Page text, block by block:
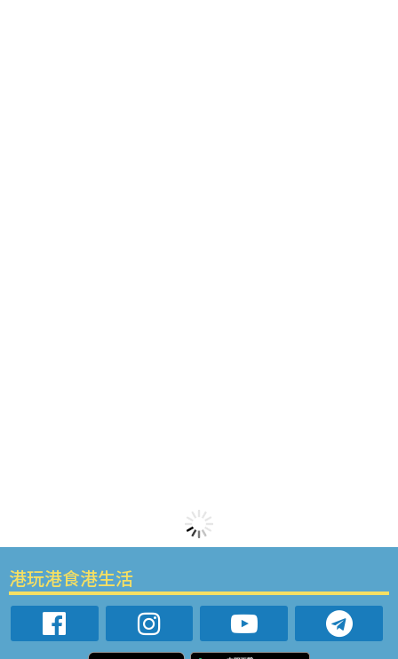
港玩港食港生活